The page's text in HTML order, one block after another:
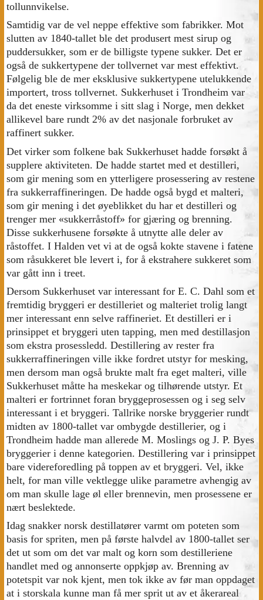
tollunnvikelse.
Samtidig var de vel neppe effektive som fabrikker. Mot
slutten av 1840-tallet ble det produsert mest sirup og
puddersukker, som er de billigste typene sukker. Det er
også de sukkertypene der tollvernet var mest effektivt.
Følgelig ble de mer eksklusive sukkertypene utelukkende
importert, tross tollvernet. Sukkerhuset i Trondheim var
da det eneste virksomme i sitt slag i Norge, men dekket
allikevel bare rundt 2% av det nasjonale forbruket av
raffinert sukker.
Det virker som folkene bak Sukkerhuset hadde forsøkt å
supplere aktiviteten. De hadde startet med et destilleri,
som gir mening som en ytterligere prosessering av restene
fra sukkerraffineringen. De hadde også bygd et malteri,
som gir mening i det øyeblikket du har et destilleri og
trenger mer «sukkerråstoff» for gjæring og brenning.
Disse sukkerhusene forsøkte å utnytte alle deler av
råstoffet. I Halden vet vi at de også kokte stavene i fatene
som råsukkeret ble levert i, for å ekstrahere sukkeret som
var gått inn i treet.
Dersom Sukkerhuset var interessant for E. C. Dahl som et
fremtidig bryggeri er destilleriet og malteriet trolig langt
mer interessant enn selve raffineriet. Et destilleri er i
prinsippet et bryggeri uten tapping, men med destillasjon
som ekstra prosessledd. Destillering av rester fra
sukkerraffineringen ville ikke fordret utstyr for mesking,
men dersom man også brukte malt fra eget malteri, ville
Sukkerhuset måtte ha meskekar og tilhørende utstyr. Et
malteri er fortrinnet foran bryggeprosessen og i seg selv
interessant i et bryggeri. Tallrike norske bryggerier rundt
midten av 1800-tallet var ombygde destillerier, og i
Trondheim hadde man allerede M. Moslings og J. P. Byes
bryggerier i denne kategorien. Destillering var i prinsippet
bare videreforedling på toppen av et bryggeri. Vel, ikke
helt, for man ville vektlegge ulike parametre avhengig av
om man skulle lage øl eller brennevin, men prosessene er
nært beslektede.
Idag snakker norsk destillatører varmt om poteten som
basis for spriten, men på første halvdel av 1800-tallet ser
det ut som om det var malt og korn som destilleriene
handlet med og annonserte oppkjøp av. Brenning av
potetspit var nok kjent, men tok ikke av før man oppdaget
at i storskala kunne man få mer sprit ut av et åkerareal